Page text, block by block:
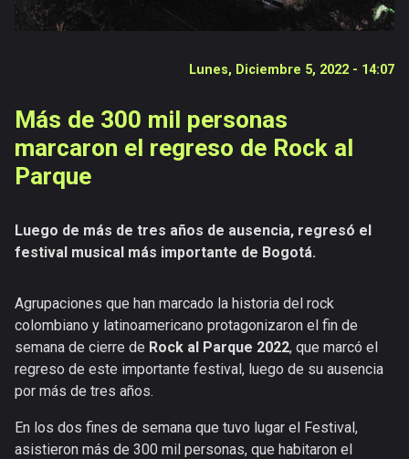
Documentales
Lunes, Diciembre 5, 2022 - 14:07
Más de 300 mil personas
marcaron el regreso de Rock al
Parque
Luego de más de tres años de ausencia, regresó el
festival musical más importante de Bogotá.
Agrupaciones que han marcado la historia del rock
colombiano y latinoamericano protagonizaron el fin de
semana de cierre de Rock al Parque 2022, que marcó el
regreso de este importante festival, luego de su ausencia
por más de tres años.
En los dos fines de semana que tuvo lugar el Festival,
asistieron más de 300 mil personas, que habitaron el